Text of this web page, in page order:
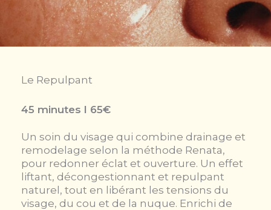
Le Repulpant
45 minutes l 65€
Un soin du visage qui combine drainage et
remodelage selon la méthode Renata,
pour redonner éclat et ouverture. Un effet
liftant, décongestionnant et repulpant
naturel, tout en libérant les tensions du
visage, du cou et de la nuque. Enrichi de